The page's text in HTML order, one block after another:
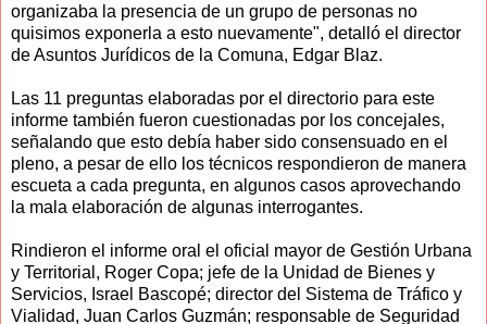
organizaba la presencia de un grupo de personas no
quisimos exponerla a esto nuevamente", detalló el director
de Asuntos Jurídicos de la Comuna, Edgar Blaz.
Las 11 preguntas elaboradas por el directorio para este
informe también fueron cuestionadas por los concejales,
señalando que esto debía haber sido consensuado en el
pleno, a pesar de ello los técnicos respondieron de manera
escueta a cada pregunta, en algunos casos aprovechando
la mala elaboración de algunas interrogantes.
Rindieron el informe oral el oficial mayor de Gestión Urbana
y Territorial, Roger Copa; jefe de la Unidad de Bienes y
Servicios, Israel Bascopé; director del Sistema de Tráfico y
Vialidad, Juan Carlos Guzmán; responsable de Seguridad